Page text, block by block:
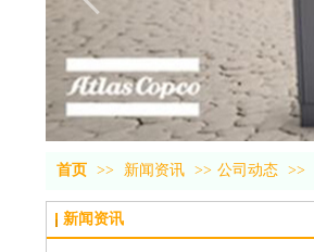
首页 >> 新闻资讯 >> 公司动态 >>
新闻资讯